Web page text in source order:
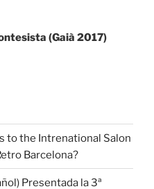
(Gaià 2017)
to the Intrenational Salon
Barcelona?
Presentada la 3ª